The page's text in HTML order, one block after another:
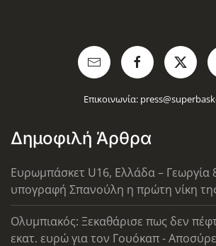
Επικοινωνία:
Δημοφιλή Άρθρα
Ευρωμπάσκετ U16, Ελλάδα – Γεωργία
υπογραφή Σπανούλη η πρώτη νίκη
Ολυμπιακός: Ξεκαθάρισε πως δεν
εκατ. ευρώ για τον Γουόκαπ -